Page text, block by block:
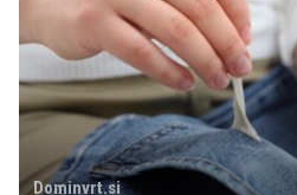
Dominvrt.si